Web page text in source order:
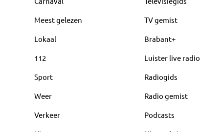
Meest gelezen
Lokaal
112
Sport
Weer
Verkeer
TV gemist
Brabant+
Luister live radio
Radiogids
Radio gemist
Podcasts